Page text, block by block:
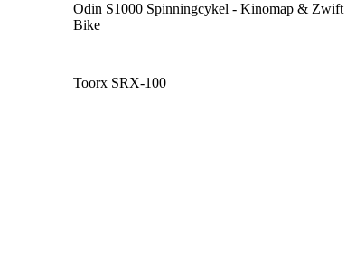
Odin S1000 Spinningcykel - Kinomap & Zwift
Bike
Toorx SRX-100